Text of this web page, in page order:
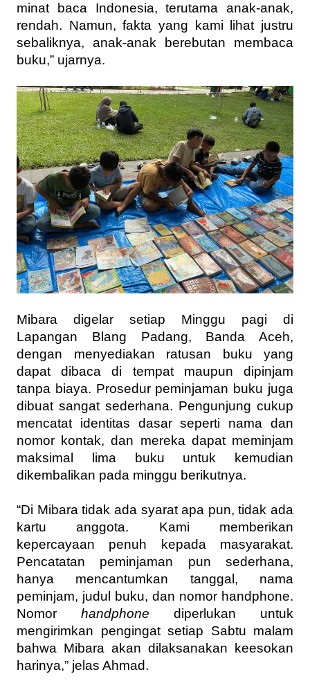
minat baca Indonesia, terutama anak-anak,
rendah. Namun, fakta yang kami lihat justru
sebaliknya, anak-anak berebutan membaca
buku,” ujarnya.
Mibara digelar setiap Minggu pagi di
Lapangan Blang Padang, Banda Aceh,
dengan menyediakan ratusan buku yang
dapat dibaca di tempat maupun dipinjam
tanpa biaya. Prosedur peminjaman buku juga
dibuat sangat sederhana. Pengunjung cukup
mencatat identitas dasar seperti nama dan
nomor kontak, dan mereka dapat meminjam
maksimal lima buku untuk kemudian
dikembalikan pada minggu berikutnya.
“Di Mibara tidak ada syarat apa pun, tidak ada
kartu anggota. Kami memberikan
kepercayaan penuh kepada masyarakat.
Pencatatan peminjaman pun sederhana,
hanya mencantumkan tanggal, nama
peminjam, judul buku, dan nomor handphone.
Nomor handphone diperlukan untuk
mengirimkan pengingat setiap Sabtu malam
bahwa Mibara akan dilaksanakan keesokan
harinya,” jelas Ahmad.